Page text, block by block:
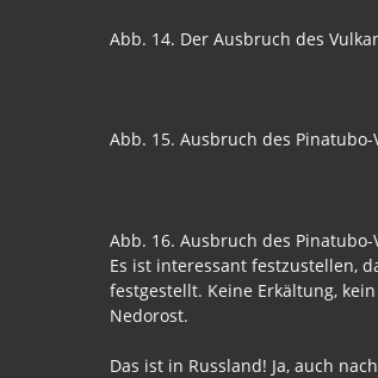
Abb. 14. Der Ausbruch des
Abb. 15. Ausbruch des Pinatubo-
Abb. 16. Ausbruch des Pinatubo-
Es ist interessant festzustellen,
festgestellt. Keine Erkältung,
Nedorost.
Das ist in Russland! Ja, auch